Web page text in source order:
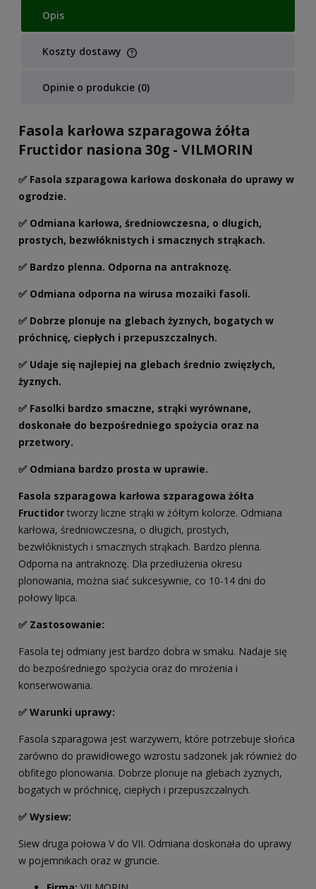
Opis
Koszty dostawy
Cena nie zawiera ewentualnych kosztów płatności
Opinie o produkcie (0)
Fasola karłowa szparagowa żółta
Fructidor nasiona 30g - VILMORIN
✅ Fasola szparagowa karłowa doskonała do uprawy w
ogrodzie.
✅ Odmiana karłowa, średniowczesna, o długich,
prostych, bezwłóknistych i smacznych strąkach.
✅ Bardzo plenna. Odporna na antraknozę.
✅ Odmiana odporna na wirusa mozaiki fasoli.
✅ Dobrze plonuje na glebach żyznych, bogatych w
próchnicę, ciepłych i przepuszczalnych.
✅ Udaje się najlepiej na glebach średnio zwięzłych,
żyznych.
✅ Fasolki bardzo smaczne, strąki wyrównane,
doskonałe do bezpośredniego spożycia oraz na
przetwory.
✅ Odmiana bardzo prosta w uprawie.
Fasola szparagowa karłowa szparagowa żółta
Fructidor tworzy liczne strąki w żółtym kolorze. Odmiana
karłowa, średniowczesna, o długich, prostych,
bezwłóknistych i smacznych strąkach. Bardzo plenna.
Odporna na antraknozę. Dla przedłużenia okresu
plonowania, można siać sukcesywnie, co 10-14 dni do
połowy lipca.
✅ Zastosowanie:
Fasola tej odmiany jest bardzo dobra w smaku. Nadaje się
do bezpośredniego spożycia oraz do mrożenia i
konserwowania.
✅ Warunki uprawy:
Fasola szparagowa jest warzywem, które potrzebuje słońca
zarówno do prawidłowego wzrostu sadzonek jak również do
obfitego plonowania. Dobrze plonuje na glebach żyznych,
bogatych w próchnicę, ciepłych i przepuszczalnych.
✅ Wysiew:
Siew druga połowa V do VII. Odmiana doskonała do uprawy
w pojemnikach oraz w gruncie.